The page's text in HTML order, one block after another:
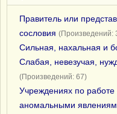
Правитель или
сословия (Произведений:
Сильная, нахальная и
Слабая, невезучая,
(Произведений: 67)
Учреждениях по работе
аномальными